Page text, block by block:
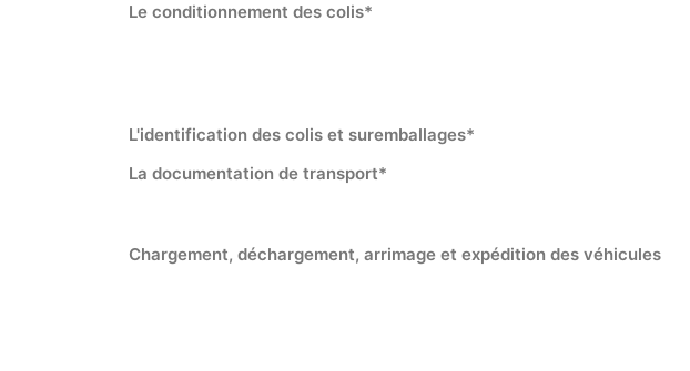
Le conditionnement des colis*
L'identification des colis et suremballages*
La documentation de transport*
Chargement, déchargement, arrimage et expédition des véhicules